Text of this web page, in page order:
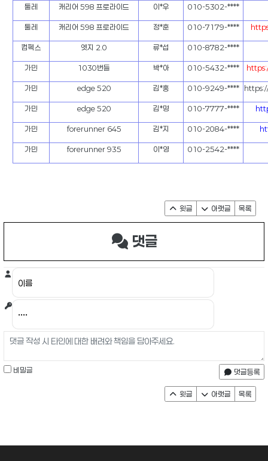
툴레 캐리어 598 프로라이드 이*우 010-5302-****
툴레 캐리어 598 프로라이드 정*훈 010-7179-****
컴펙스 엣지 2.0 류*섭 010-8782-****
가민 1030번들 박*아 010-5432-****
가민 edge 520 김*홍 010-9249-****
가민 edge 520 김*명 010-7777-****
가민 forerunner 645 김*지 010-2084-****
가민 forerunner 935 이*영 010-2542-****
윗글 아랫글 목록
댓글
비밀글 댓글등록
윗글 아랫글 목록